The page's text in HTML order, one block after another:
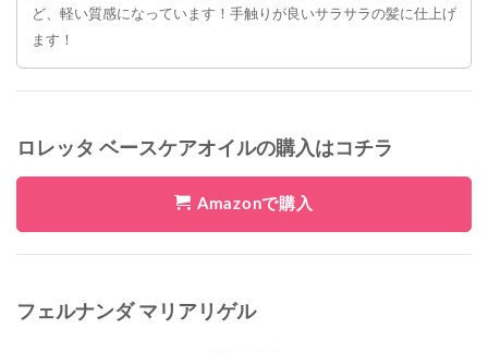
ど、軽い質感になっています！手触りが良いサラサラの髪に仕上げ
ます！
ロレッタ ベースケアオイルの購入はコチラ
Amazonで購入
フェルナンダ マリアリゲル